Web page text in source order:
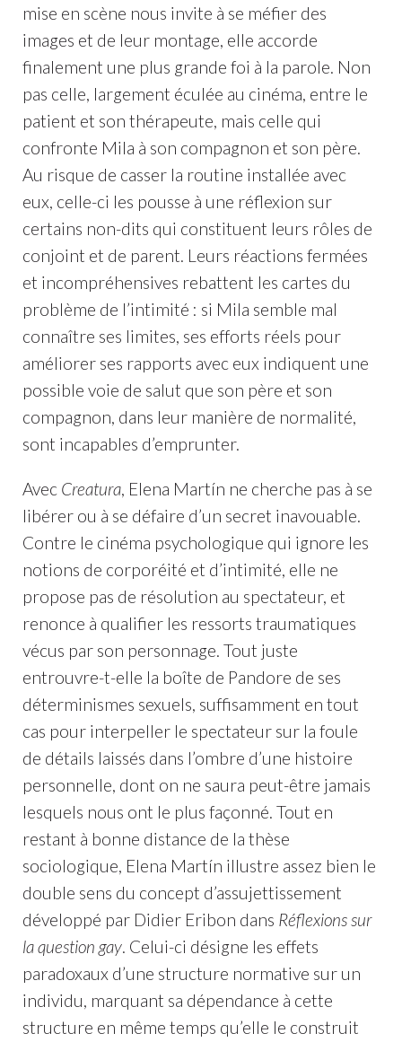
mise en scène nous invite à se méfier des
images et de leur montage, elle accorde
finalement une plus grande foi à la parole. Non
pas celle, largement éculée au cinéma, entre le
patient et son thérapeute, mais celle qui
confronte Mila à son compagnon et son père.
Au risque de casser la routine installée avec
eux, celle-ci les pousse à une réflexion sur
certains non-dits qui constituent leurs rôles de
conjoint et de parent. Leurs réactions fermées
et incompréhensives rebattent les cartes du
problème de l’intimité : si Mila semble mal
connaître ses limites, ses efforts réels pour
améliorer ses rapports avec eux indiquent une
possible voie de salut que son père et son
compagnon, dans leur manière de normalité,
sont incapables d’emprunter.
Avec Creatura, Elena Martín ne cherche pas à se
libérer ou à se défaire d’un secret inavouable.
Contre le cinéma psychologique qui ignore les
notions de corporéité et d’intimité, elle ne
propose pas de résolution au spectateur, et
renonce à qualifier les ressorts traumatiques
vécus par son personnage. Tout juste
entrouvre-t-elle la boîte de Pandore de ses
déterminismes sexuels, suffisamment en tout
cas pour interpeller le spectateur sur la foule
de détails laissés dans l’ombre d’une histoire
personnelle, dont on ne saura peut-être jamais
lesquels nous ont le plus façonné. Tout en
restant à bonne distance de la thèse
sociologique, Elena Martín illustre assez bien le
double sens du concept d’assujettissement
développé par Didier Eribon dans Réflexions sur
la question gay. Celui-ci désigne les effets
paradoxaux d’une structure normative sur un
individu, marquant sa dépendance à cette
structure en même temps qu’elle le construit